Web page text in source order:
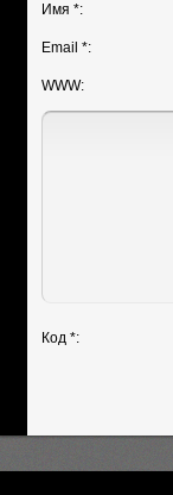
Имя *:
Email *:
WWW:
Код *: